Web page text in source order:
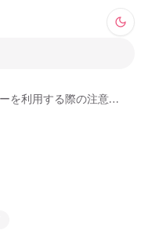
iosでウィズニーを利用する際の注意点を教えてください